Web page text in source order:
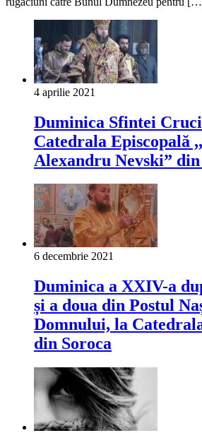
4 aprilie 2021
Duminica Sfintei
Catedrala Episcopală
Alexandru Nevski”
6 decembrie 2021
Duminica a XXIV-a
și a doua din Postul
Domnului, la
din Soroca